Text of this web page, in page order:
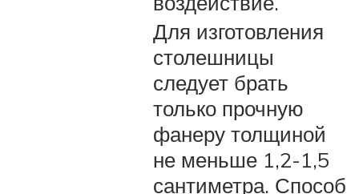
Для изготовления
столешницы
следует брать
только прочную
фанеру толщиной
не меньше 1,2-1,5
сантиметра. Способ